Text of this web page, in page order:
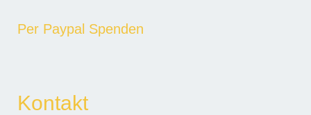
Per Paypal Spenden
Kontakt